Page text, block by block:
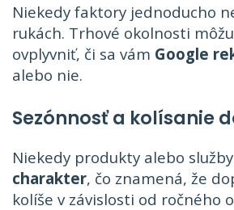
Niekedy faktory jednoducho
rukách. Trhové okolnosti
ovplyvniť, či sa vám Google
alebo nie.
Sezónnosť a kolísanie
Niekedy produkty alebo
charakter, čo znamená, že
kolíše v závislosti od ročného